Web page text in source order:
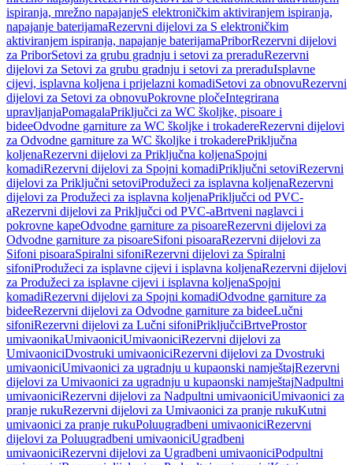
ispiranja, mrežno napajanjeS elektroničkim aktiviranjem ispiranja,
napajanje baterijamaRezervni dijelovi za S elektroničkim
aktiviranjem ispiranja, napajanje baterijamaPriborRezervni dijelovi
za PriborSetovi za grubu gradnju i setovi za preraduRezervni
dijelovi za Setovi za grubu gradnju i setovi za preraduIsplavne
cijevi, isplavna koljena i prijelazni komadiSetovi za obnovuRezervni
dijelovi za Setovi za obnovuPokrovne pločeIntegrirana
upravljanjaPomagalaPriključci za WC školjke, pisoare i
bideeOdvodne garniture za WC školjke i trokadereRezervni dijelovi
za Odvodne garniture za WC školjke i trokaderePriključna
koljenaRezervni dijelovi za Priključna koljenaSpojni
komadiRezervni dijelovi za Spojni komadiPriključni setoviRezervni
dijelovi za Priključni setoviProdužeci za isplavna koljenaRezervni
dijelovi za Produžeci za isplavna koljenaPriključci od PVC-
aRezervni dijelovi za Priključci od PVC-aBrtveni naglavci i
pokrovne kapeOdvodne garniture za pisoareRezervni dijelovi za
Odvodne garniture za pisoareSifoni pisoaraRezervni dijelovi za
Sifoni pisoaraSpiralni sifoniRezervni dijelovi za Spiralni
sifoniProdužeci za isplavne cijevi i isplavna koljenaRezervni dijelovi
za Produžeci za isplavne cijevi i isplavna koljenaSpojni
komadiRezervni dijelovi za Spojni komadiOdvodne garniture za
bideeRezervni dijelovi za Odvodne garniture za bideeLučni
sifoniRezervni dijelovi za Lučni sifoniPriključciBrtveProstor
umivaonikaUmivaoniciUmivaoniciRezervni dijelovi za
UmivaoniciDvostruki umivaoniciRezervni dijelovi za Dvostruki
umivaoniciUmivaonici za ugradnju u kupaonski namještajRezervni
dijelovi za Umivaonici za ugradnju u kupaonski namještajNadpultni
umivaoniciRezervni dijelovi za Nadpultni umivaoniciUmivaonici za
pranje rukuRezervni dijelovi za Umivaonici za pranje rukuKutni
umivaonici za pranje rukuPoluugradbeni umivaoniciRezervni
dijelovi za Poluugradbeni umivaoniciUgradbeni
umivaoniciRezervni dijelovi za Ugradbeni umivaoniciPodpultni